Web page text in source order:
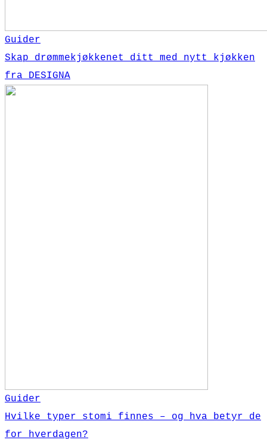
Guider
Skap drømmekjøkkenet ditt med nytt kjøkken
fra DESIGNA
Guider
Hvilke typer stomi finnes – og hva betyr de
for hverdagen?